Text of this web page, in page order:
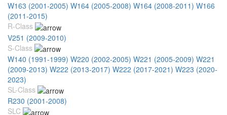
W163 (2001-2005) W164 (2005-2008) W164 (2008-2011) W166
(2011-2015)
R-Class
V251 (2009-2010)
S-Class
W140 (1991-1999) W220 (2002-2005) W221 (2005-2009) W221
(2009-2013) W222 (2013-2017) W222 (2017-2021) W223 (2020-
2023)
SL-Class
R230 (2001-2008)
SLC